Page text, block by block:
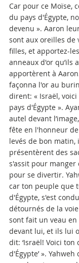
Car pour ce Moïse,
du pays d'Égypte,
devenu ». Aaron
sont aux oreilles de
filles, et apportez-
anneaux d'or qu’ils
apportèrent à
façonna l'or au
dirent: « Israël,
pays d'Égypte ».
autel devant
fête en l'honneur de
levés de bon
présentèrent des
s'assit pour
pour se divertir.
car ton peuple que
d'Égypte, s'est
détournés de la
sont fait un veau
devant lui, et ils lui
dit: ‘Israël! Voici
d'Égypte’ ».